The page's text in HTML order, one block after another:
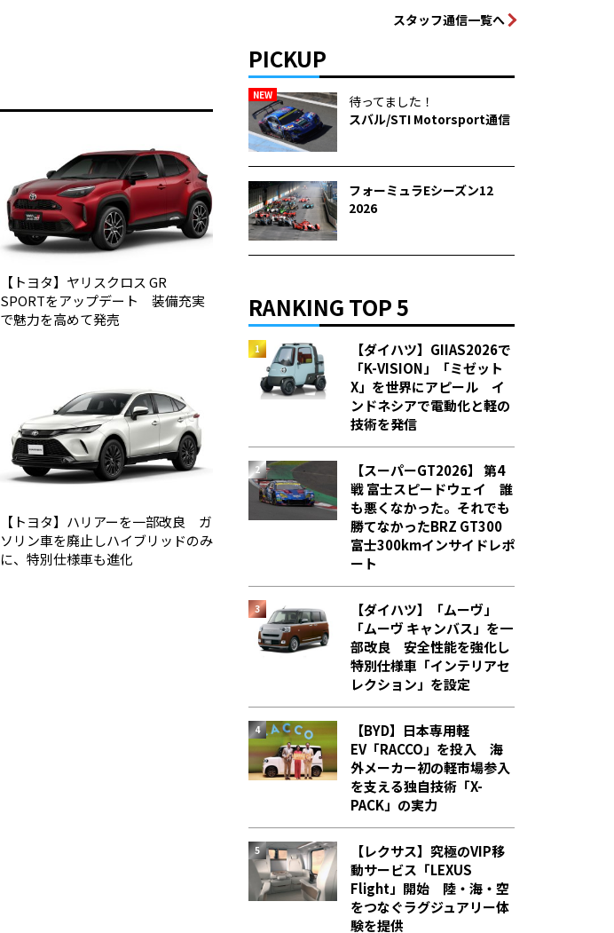
【トヨタ】ヤリスクロス GR
SPORTをアップデート 装備充実
で魅力を高めて発売
【トヨタ】ハリアーを一部改良 ガ
ソリン車を廃止しハイブリッドのみ
に、特別仕様車も進化
スタッフ通信一覧へ
PICKUP
NEW
待ってました！
スバル/STI Motorsport通信
フォーミュラEシーズン12
2026
RANKING TOP 5
【ダイハツ】GIIAS2026で
「K-VISION」「ミゼット
X」を世界にアピール イ
ンドネシアで電動化と軽の
技術を発信
【スーパーGT2026】 第4
戦 富士スピードウェイ 誰
も悪くなかった。それでも
勝てなかった――BRZ GT300
富士300kmインサイドレポ
ート
【ダイハツ】「ムーヴ」
「ムーヴ キャンバス」を一
部改良 安全性能を強化し
特別仕様車「インテリアセ
レクション」を設定
【BYD】日本専用軽
EV「RACCO」を投入 海
外メーカー初の軽市場参入
を支える独自技術「X-
PACK」の実力
【レクサス】究極のVIP移
動サービス「LEXUS
Flight」開始 陸・海・空
をつなぐラグジュアリー体
験を提供